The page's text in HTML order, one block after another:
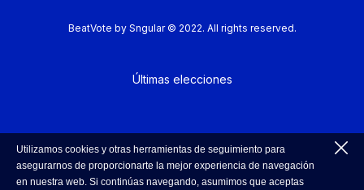
BeatVote by Sngular © 2022. All rights reserved.
Últimas elecciones
Utilizamos cookies y otras herramientas de seguimiento para
asegurarnos de proporcionarte la mejor experiencia de navegación
en nuestra web. Si continúas navegando, asumimos que aceptas